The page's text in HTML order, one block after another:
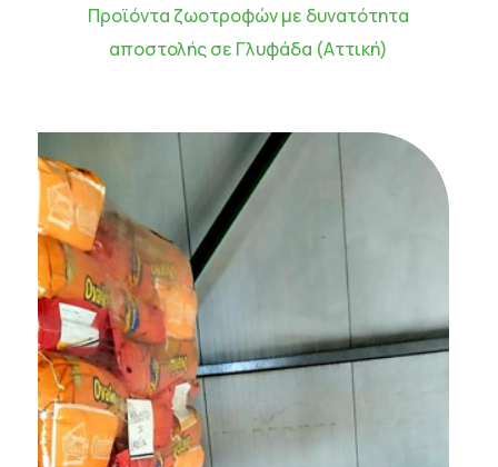
Προϊόντα ζωοτροφών με δυνατότητα
αποστολής σε Γλυφάδα (Αττική)